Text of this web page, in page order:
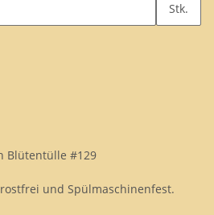
Stk.
Blütentülle #129
und Spülmaschinenfest.